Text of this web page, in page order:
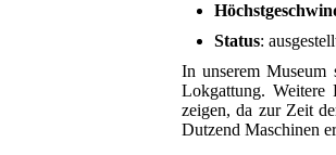
Status:
In unserem Museum
Lokgattung.
zeigen, da zur Zeit
Dutzend Maschinen